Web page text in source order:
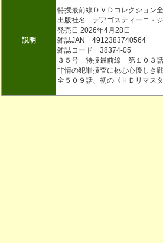
説明
特捜最前線ＤＶＤコレクション
出版社名 デアゴスティーニ・
発売日 2026年4月28日
雑誌JAN 4912383740564
雑誌コード 38374-05
３５号 特捜最前線 第１０３
非情の犯罪捜査に挑む心優しき
全５０９話、初の《ＨＤリマス